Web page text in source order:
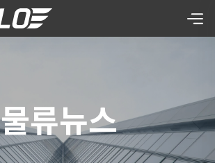
물류뉴스